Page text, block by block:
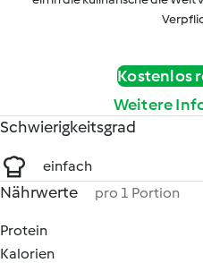
Kostenlos
Weitere
Schwierigkeitsgrad
einfach
Nährwerte pro 1 Portion
Protein
Kalorien